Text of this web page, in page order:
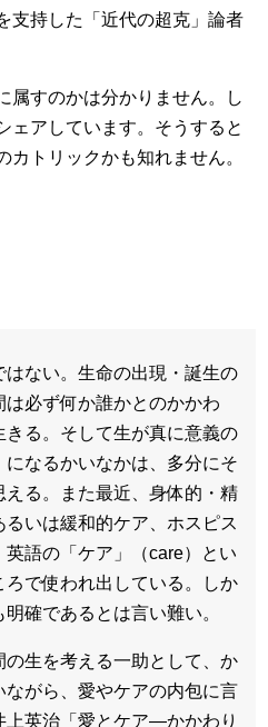
支持した「近代の超克」論者
属すのかは分かりません。し
ェアしています。そうすると
トリックかも知れません。
ない。生命の出現・誕生の
必ず何か誰かとのかかわ
きる。そして生が真に意義の
なるかいなかは、多分にそ
る。また最近、身体的・精
いは緩和的ケア、ホスピス
語の「ケア」（care）とい
ろで使われ出している。しか
確であるとは言い難い。
生を考える一助として、か
がら、愛やケアの内包に言
上英治「愛とケア―かかわり